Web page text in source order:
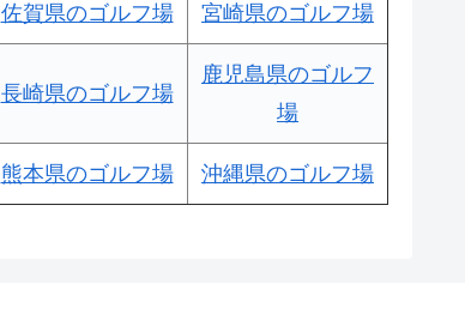
佐賀県のゴルフ場 宮崎県のゴルフ場
長崎県のゴルフ場
鹿児島県のゴルフ
場
熊本県のゴルフ場 沖縄県のゴルフ場